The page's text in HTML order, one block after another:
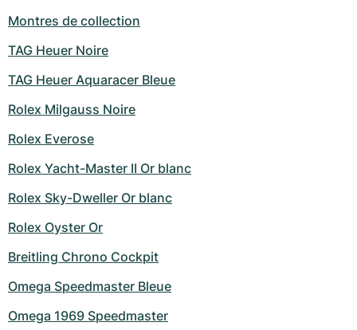
Montres de collection
TAG Heuer Noire
TAG Heuer Aquaracer Bleue
Rolex Milgauss Noire
Rolex Everose
Rolex Yacht-Master II Or blanc
Rolex Sky-Dweller Or blanc
Rolex Oyster Or
Breitling Chrono Cockpit
Omega Speedmaster Bleue
Omega 1969 Speedmaster